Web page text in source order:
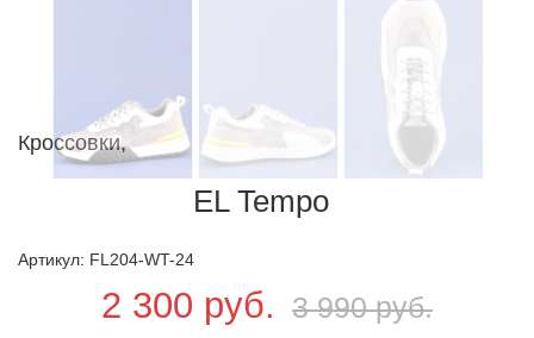
Кроссовки,
EL Tempo
Артикул: FL204-WT-24
2 300 руб. 3 990 руб.